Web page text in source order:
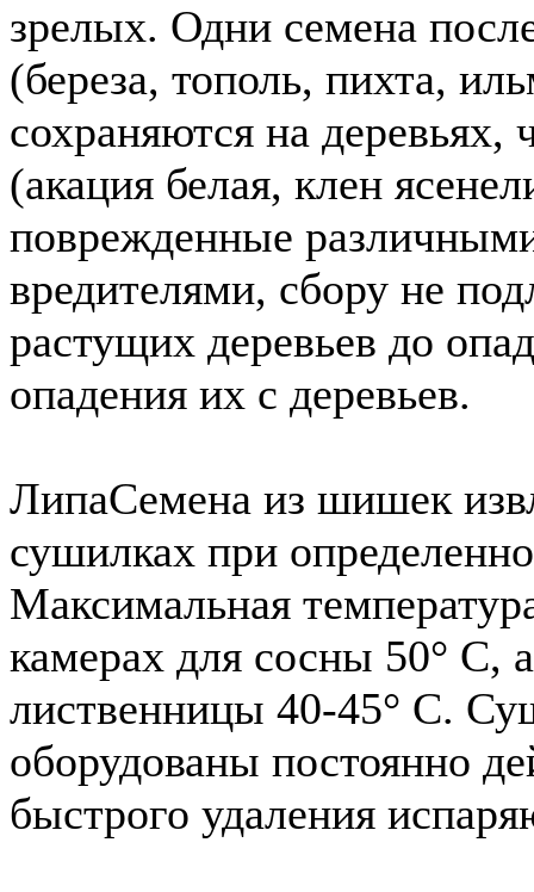
зрелых. Одни семена
(береза, тополь, пихта,
сохраняются на
(акация белая, клен
поврежденные
вредителями, сбору не
растущих деревьев до
опадения их с деревьев.
ЛипаСемена из шишек
сушилках при
Максимальная
камерах для сосны 50° С,
лиственницы 40-45° С.
оборудованы постоянно
быстрого удаления